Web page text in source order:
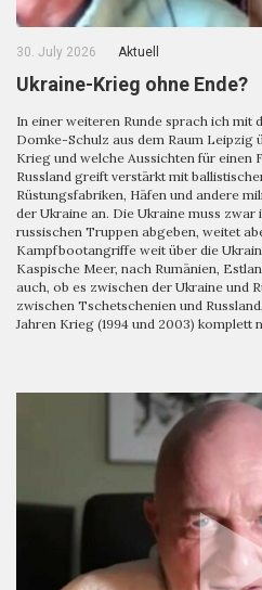
30. July 2026 Aktuell
Ukraine-Krieg ohne Ende?
In einer weiteren Runde sprach ich mit
Domke-Schulz aus dem Raum Leipzig
Krieg und welche Aussichten für einen
Russland greift verstärkt mit
Rüstungsfabriken, Häfen und andere
der Ukraine an. Die Ukraine muss
russischen Truppen abgeben, weitet
Kampfbootangriffe weit über die
Kaspische Meer, nach Rumänien,
auch, ob es zwischen der Ukraine und
zwischen Tschetschenien und
Jahren Krieg (1994 und 2003) komplett